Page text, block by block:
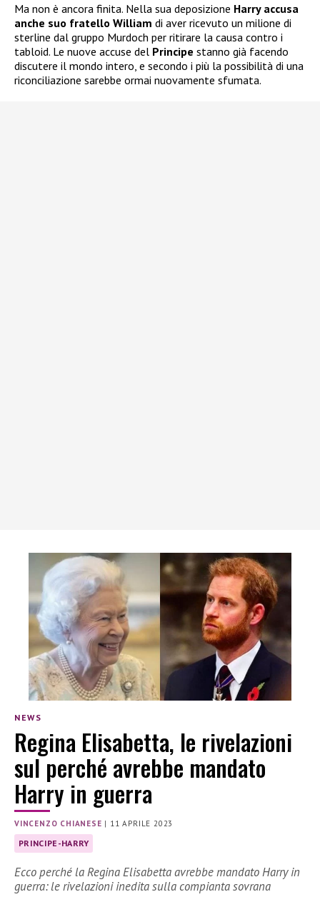
Ma non è ancora finita. Nella sua deposizione Harry accusa
anche suo fratello William di aver ricevuto un milione di
sterline dal gruppo Murdoch per ritirare la causa contro i
tabloid. Le nuove accuse del Principe stanno già facendo
discutere il mondo intero, e secondo i più la possibilità di una
riconciliazione sarebbe ormai nuovamente sfumata.
NEWS
Regina Elisabetta, le rivelazioni
sul perché avrebbe mandato
Harry in guerra
VINCENZO CHIANESE | 11 APRILE 2023
PRINCIPE-HARRY
Ecco perché la Regina Elisabetta avrebbe mandato Harry in
guerra: le rivelazioni inedita sulla compianta sovrana